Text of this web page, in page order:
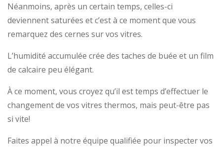
Néanmoins, après un certain temps, celles-ci
deviennent saturées et c’est à ce moment que vous
remarquez des cernes sur vos vitres.
L’humidité accumulée crée des taches de buée et un film
de calcaire peu élégant.
À ce moment, vous croyez qu’il est temps d’effectuer le
changement de vos vitres thermos, mais peut-être pas
si vite!
Faites appel à notre équipe qualifiée pour inspecter vos